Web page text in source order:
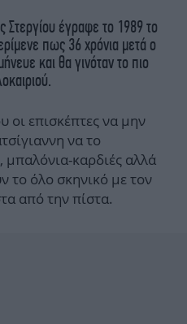
Στεργίου έγραφε το 1989 το
πως 36 χρόνια μετά ο
και θα γινόταν το πιο
οι επισκέπτες να μην
να το
καρδιές αλλά
το όλο σκηνικό με τον
από την πίστα.